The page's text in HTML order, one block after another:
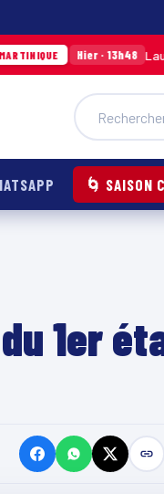
Hier · 13h48 Laurence
🌀 SAISON
1er